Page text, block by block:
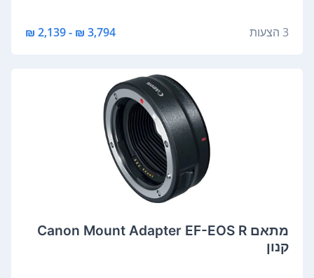
3 הצעות 3,794 ₪ - 2,139 ₪
‏מתאם Canon Mount Adapter EF-EOS R
קנון